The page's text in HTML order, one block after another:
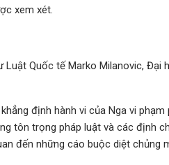
xem xét.
Luật Quốc tế Marko Milanovic,
định hành vi của Nga vi
tôn trọng pháp luật và các định
đến những cáo buộc diệt chủng